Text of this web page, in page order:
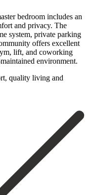
bedroom includes an
and privacy. The
system, private parking
offers excellent
‌lift, and ‌coworking
environment.
‌quality ‌living ‌and